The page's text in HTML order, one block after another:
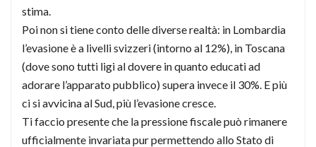
stima.
Poi non si tiene conto delle diverse realtà: in Lombardia
l’evasione è a livelli svizzeri (intorno al 12%), in Toscana
(dove sono tutti ligi al dovere in quanto educati ad
adorare l’apparato pubblico) supera invece il 30%. E più
ci si avvicina al Sud, più l’evasione cresce.
Ti faccio presente che la pressione fiscale può rimanere
ufficialmente invariata pur permettendo allo Stato di